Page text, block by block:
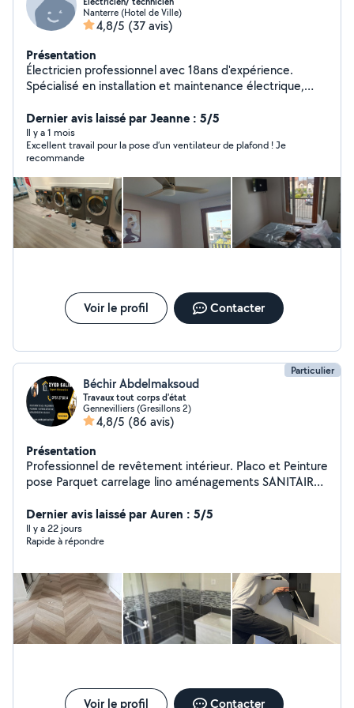
Nanterre (Hotel de Ville)
4,8/5 (37 avis)
Présentation
Électricien professionnel avec 18ans d'expérience.
Spécialisé en installation et maintenance électrique,
centrales d'alarme. Travail soigné, sérieux et respect
des délais.
Dernier avis laissé par Jeanne : 5/5
Il y a 1 mois
Excellent travail pour la pose d’un ventilateur de plafond ! Je
recommande
Voir le profil Contacter
Particulier
Béchir Abdelmaksoud
Travaux tout corps d'état
Gennevilliers (Gresillons 2)
4,8/5 (86 avis)
Présentation
Professionnel de revêtement intérieur. Placo et Peinture
pose Parquet carrelage lino aménagements SANITAIRE
de carrelage pour sols et murs. Revêtements de sol :
Parquet, stratifié, vinyle, Lino dalle PVC moquette
Peinture : état des lieux dégât des eaux Intérieure et
meubles :pose de cuisine création dressing sure mesure
Rapide et efficace. Maçonnerie : Réparations,
constructions et rénovations.plaqout carreau de plâtre
pose porte et fenêtre Plomberie : Installation et
dépannage. SDB et sdd Bricolage général : Pour tous
Dernier avis laissé par Auren : 5/5
Il y a 22 jours
Rapide à répondre
Voir le profil Contacter